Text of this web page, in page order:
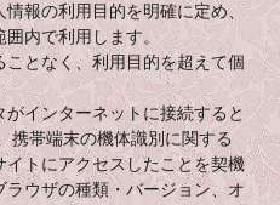
報の利用目的を明確に定め、
囲内で利用します。
となく、利用目的を超えて個
インターネットに接続すると
携帯端末の機体識別に関する
トにアクセスしたことを契機
ウザの種類・バージョン、オ